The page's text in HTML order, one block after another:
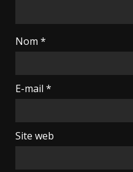
Nom *
E-mail *
Site web